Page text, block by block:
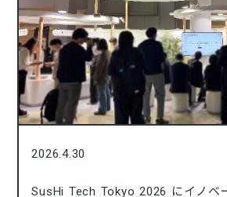
2026.4.30
SusHi Tech Tokyo 2026 にイノベ